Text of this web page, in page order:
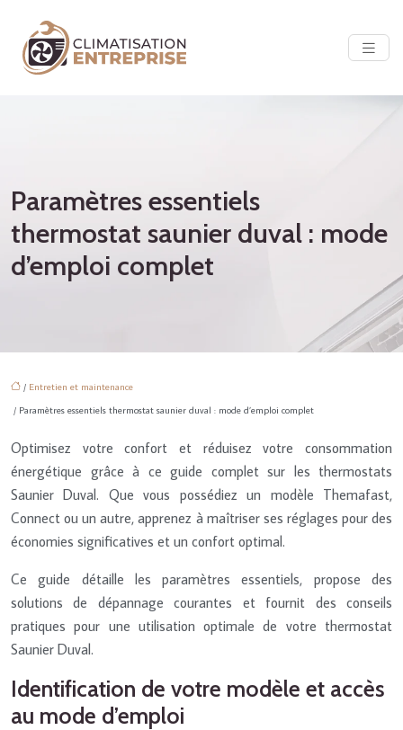
Paramètres essentiels
thermostat saunier duval : mode
d’emploi complet
/ Entretien et maintenance
/ Paramètres essentiels thermostat saunier duval : mode d’emploi complet
Optimisez votre confort et réduisez votre consommation
énergétique grâce à ce guide complet sur les thermostats
Saunier Duval. Que vous possédiez un modèle Themafast,
Connect ou un autre, apprenez à maîtriser ses réglages pour des
économies significatives et un confort optimal.
Ce guide détaille les paramètres essentiels, propose des
solutions de dépannage courantes et fournit des conseils
pratiques pour une utilisation optimale de votre thermostat
Saunier Duval.
Identification de votre modèle et accès
au mode d’emploi